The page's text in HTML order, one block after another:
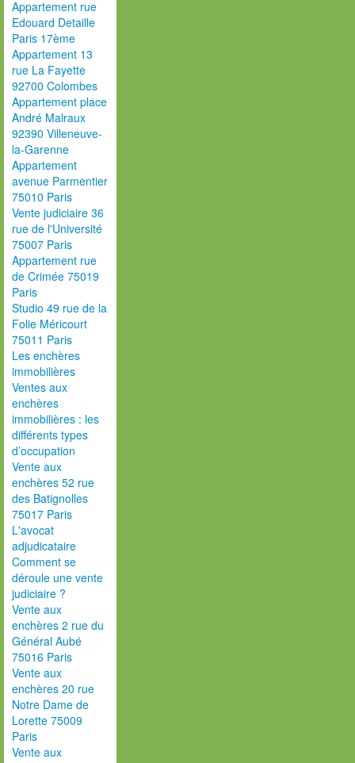
Appartement rue
Edouard Detaille
Paris 17ème
Appartement 13
rue La Fayette
92700 Colombes
Appartement place
André Malraux
92390 Villeneuve-
la-Garenne
Appartement
avenue Parmentier
75010 Paris
Vente judiciaire 36
rue de l'Université
75007 Paris
Appartement rue
de Crimée 75019
Paris
Studio 49 rue de la
Folie Méricourt
75011 Paris
Les enchères
immobilières
Ventes aux
enchères
immobilières : les
différents types
d’occupation
Vente aux
enchères 52 rue
des Batignolles
75017 Paris
L'avocat
adjudicataire
Comment se
déroule une vente
judiciaire ?
Vente aux
enchères 2 rue du
Général Aubé
75016 Paris
Vente aux
enchères 20 rue
Notre Dame de
Lorette 75009
Paris
Vente aux